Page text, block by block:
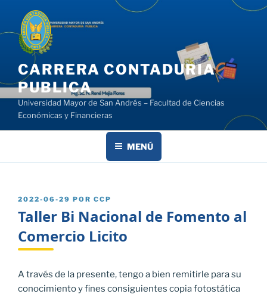
contenido
CARRERA CONTADURIA
PUBLICA
Universidad Mayor de San Andrés – Facultad de Ciencias
Económicas y Financieras
MENÚ
PUBLICADO
2022-06-29 POR CCP
Taller Bi Nacional de Fomento al
Comercio Licito
A través de la presente, tengo a bien remitirle para su
conocimiento y fines consiguientes copia fotostática